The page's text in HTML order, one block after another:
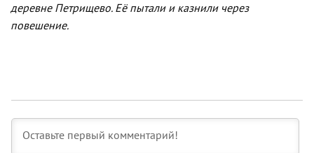
деревне Петрищево. Её пытали и казнили через
повешение.